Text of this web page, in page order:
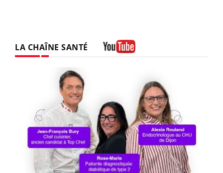
LA CHAÎNE SANTÉ